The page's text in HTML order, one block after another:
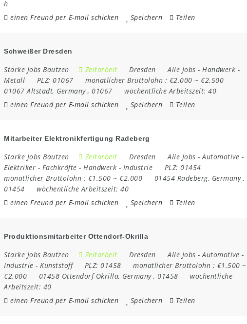
h
einen Freund per E-mail schicken
Speichern Teilen
Schweißer Dresden
Starke Jobs Bautzen Zeitarbeit Dresden Alle Jobs -Handwerk -
Metall
PLZ:01067 monatlicher Bruttolohn : €2.000 ~ €2.500
01067 Altstadt, Germany,01067 wöchentliche Arbeitszeit:40
einen Freund per E-mail schicken
Speichern Teilen
Mitarbeiter Elektronikfertigung Radeberg
Starke Jobs Bautzen Zeitarbeit Dresden Alle Jobs -Automotive -
Elektriker - Fachkräfte -Handwerk - Industrie PLZ:01454
monatlicher Bruttolohn : €1.500 ~ €2.000 01454 Radeberg, Germany,
01454
wöchentliche Arbeitszeit:40
einen Freund per E-mail schicken
Speichern Teilen
Produktionsmitarbeiter Ottendorf-Okrilla
Starke Jobs Bautzen Zeitarbeit Dresden Alle Jobs -Automotive -
Industrie -Kunststoff PLZ:01458 monatlicher Bruttolohn : €1.500 ~
€2.000
01458 Ottendorf-Okrilla, Germany,01458
wöchentliche
Arbeitszeit: 40
einen Freund per E-mail schicken
Speichern Teilen